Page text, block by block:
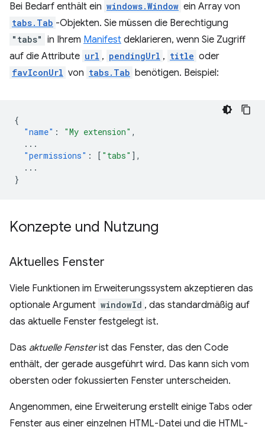
Bei Bedarf enthält ein windows.Window ein Array von
tabs.Tab -Objekten. Sie müssen die Berechtigung
"tabs" in Ihrem Manifest deklarieren, wenn Sie Zugriff
auf die Attribute url , pendingUrl , title oder
favIconUrl von tabs.Tab benötigen. Beispiel:
{
"name" : "My extension" ,
...
"permissions" : [ "tabs" ],
...
}
Konzepte und Nutzung
Aktuelles Fenster
Viele Funktionen im Erweiterungssystem akzeptieren das
optionale Argument windowId , das standardmäßig auf
das aktuelle Fenster festgelegt ist.
Das aktuelle Fensterist das Fenster, das den Code
enthält, der gerade ausgeführt wird. Das kann sich vom
obersten oder fokussierten Fenster unterscheiden.
Angenommen, eine Erweiterung erstellt einige Tabs oder
Fenster aus einer einzelnen HTML-Datei und die HTML-